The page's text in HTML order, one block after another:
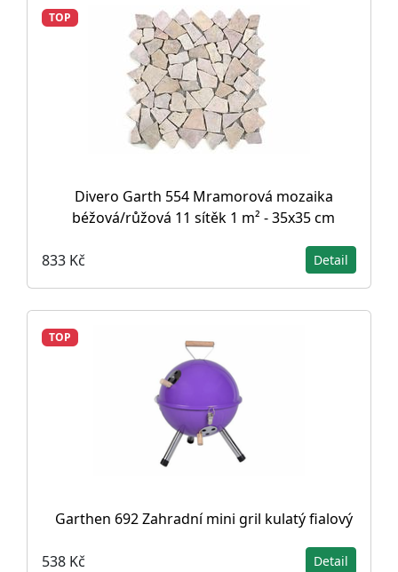
TOP
Divero Garth 554 Mramorová mozaika
béžová/růžová 11 sítěk 1 m² - 35x35 cm
833 Kč Detail
TOP
Garthen 692 Zahradní mini gril kulatý fialový
538 Kč Detail